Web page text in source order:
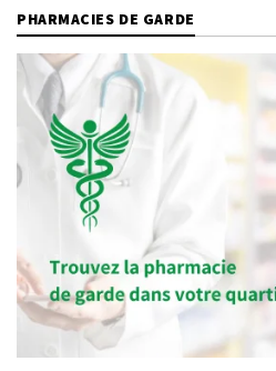
PHARMACIES DE GARDE